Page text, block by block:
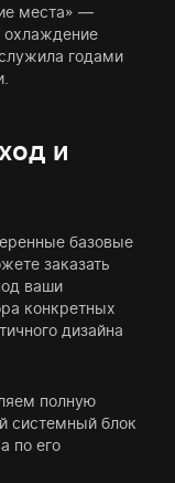
места» —
охлаждение
годами
и
базовые
заказать
ваши
конкретных
дизайна
полную
системный блок
по его